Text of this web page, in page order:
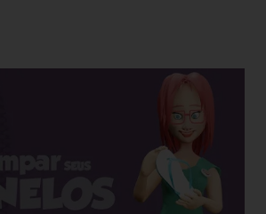
ao sol, sendo assim o chinelo pode
A comprovação é simples, se você
no ano passado você verá que
ao seu pé e se comprar um novo e
a diferença irá aparecer também,
chinelo de borracha encolhe